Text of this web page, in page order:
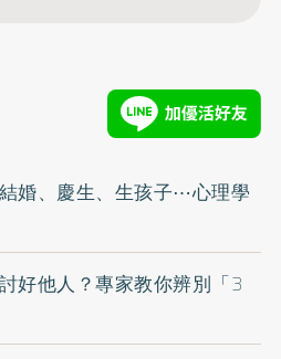
婚、慶生、生孩子⋯心理學
好他人？專家教你辨別「3